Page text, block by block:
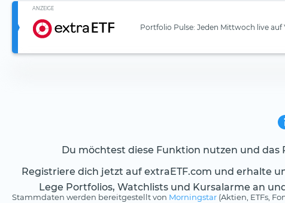
ANZEIGE
Portfolio Pulse: Jeden Mittwoch live auf
Du möchtest diese Funktion nutzen und das
Registriere dich jetzt auf extraETF.com und erhalte
Lege Portfolios, Watchlists und Kursalarme an
Stammdaten werden bereitgestellt von Morningstar (Aktien, ETFs,